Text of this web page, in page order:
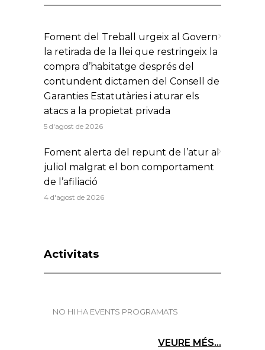
Foment del Treball urgeix al Govern
la retirada de la llei que restringeix la
compra d’habitatge després del
contundent dictamen del Consell de
Garanties Estatutàries i aturar els
atacs a la propietat privada
5 d'agost de 2026
Foment alerta del repunt de l’atur al
juliol malgrat el bon comportament
de l’afiliació
4 d'agost de 2026
Activitats
NO HI HA EVENTS PROGRAMATS
VEURE MÉS...